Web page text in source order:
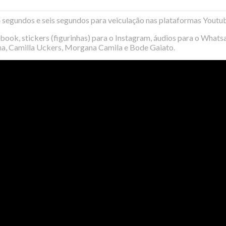
e seis segundos para veiculação nas plataformas
stickers (figurinhas) para o Instagram, áudios para o
Camilla Uckers, Morgana Camila e Bode Gaiato.